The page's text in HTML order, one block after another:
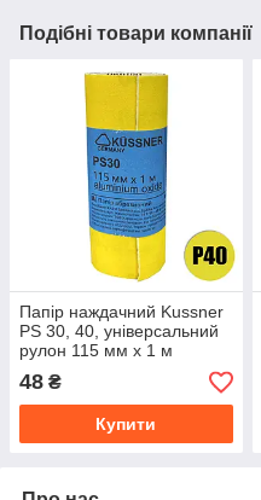
Подібні товари компанії
Папір наждачний Kussner
PS 30, 40, універсальний
рулон 115 мм x 1 м
48 ₴
Купити